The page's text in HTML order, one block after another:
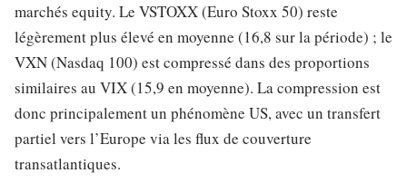
marchés equity. Le VSTOXX (Euro Stoxx 50) reste
légèrement plus élevé en moyenne (16,8 sur la période) ; le
VXN (Nasdaq 100) est compressé dans des proportions
similaires au VIX (15,9 en moyenne). La compression est
donc principalement un phénomène US, avec un transfert
partiel vers l’Europe via les flux de couverture
transatlantiques.